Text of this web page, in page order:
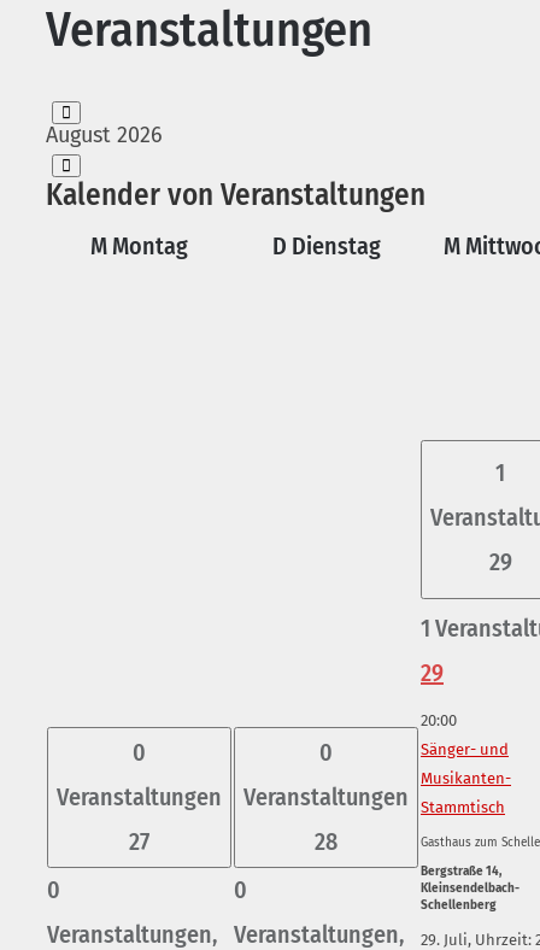
Veranstaltungen
August 2026
Kalender von Veranstaltungen
M Montag D Dienstag M
0
Veranstaltungen
27
0
Veranstaltungen,
0
Veranstaltungen
28
0
Veranstaltungen,
1
29
1
29
20:00
Sänger- und
Musikanten-
Stammtisch
Gasthaus zum
Bergstraße 14,
Kleinsendelbach-
Schellenberg
29. Juli, Uhrzeit: